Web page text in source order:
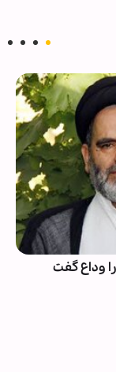
وداع گفت